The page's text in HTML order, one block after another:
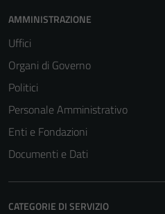
AMMINISTRAZIONE
Uffici
Organi di Governo
Politici
Personale Amministrativo
Enti e Fondazioni
Documenti e Dati
CATEGORIE DI SERVIZIO